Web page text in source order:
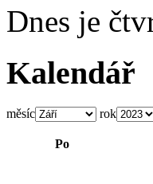
Dnes je
Kalendář
měsíc rok
Po